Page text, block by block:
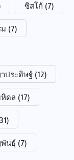
ซิสโก้ (7)
(7)
ประดิษฐ์ (12)
ดล (17)
พันธุ์ (7)